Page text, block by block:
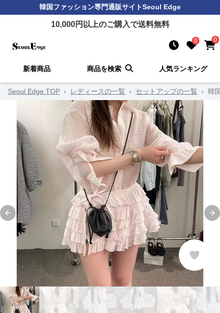
韓国ファッション専門通販サイトSeoul Edge
10,000円以上のご購入で送料無料
0 0
新着商品 商品を検索 人気ランキング
Seoul Edge TOP › レディースの一覧 › セットアップの一覧 › 韓
Previous slide